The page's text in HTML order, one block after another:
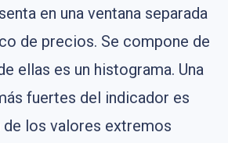
en una ventana separada
de precios. Se compone de
ellas es un histograma. Una
fuertes del indicador es
de los valores extremos